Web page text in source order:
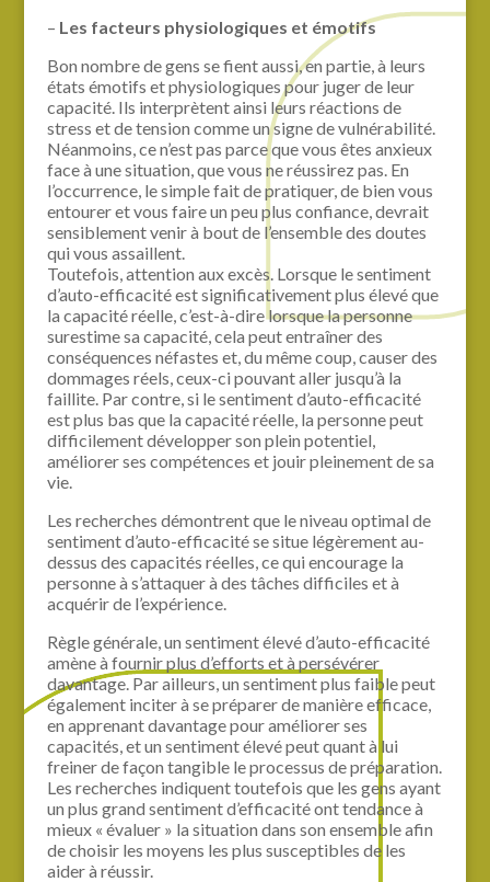
– Les facteurs physiologiques et émotifs
Bon nombre de gens se fient aussi, en partie, à leurs
états émotifs et physiologiques pour juger de leur
capacité. Ils interprètent ainsi leurs réactions de
stress et de tension comme un signe de vulnérabilité.
Néanmoins, ce n’est pas parce que vous êtes anxieux
face à une situation, que vous ne réussirez pas. En
l’occurrence, le simple fait de pratiquer, de bien vous
entourer et vous faire un peu plus confiance, devrait
sensiblement venir à bout de l’ensemble des doutes
qui vous assaillent.
Toutefois, attention aux excès. Lorsque le sentiment
d’auto-efficacité est significativement plus élevé que
la capacité réelle, c’est-à-dire lorsque la personne
surestime sa capacité, cela peut entraîner des
conséquences néfastes et, du même coup, causer des
dommages réels, ceux-ci pouvant aller jusqu’à la
faillite. Par contre, si le sentiment d’auto-efficacité
est plus bas que la capacité réelle, la personne peut
difficilement développer son plein potentiel,
améliorer ses compétences et jouir pleinement de sa
vie.
Les recherches démontrent que le niveau optimal de
sentiment d’auto-efficacité se situe légèrement au-
dessus des capacités réelles, ce qui encourage la
personne à s’attaquer à des tâches difficiles et à
acquérir de l’expérience.
Règle générale, un sentiment élevé d’auto-efficacité
amène à fournir plus d’efforts et à persévérer
davantage. Par ailleurs, un sentiment plus faible peut
également inciter à se préparer de manière efficace,
en apprenant davantage pour améliorer ses
capacités, et un sentiment élevé peut quant à lui
freiner de façon tangible le processus de préparation.
Les recherches indiquent toutefois que les gens ayant
un plus grand sentiment d’efficacité ont tendance à
mieux « évaluer » la situation dans son ensemble afin
de choisir les moyens les plus susceptibles de les
aider à réussir.